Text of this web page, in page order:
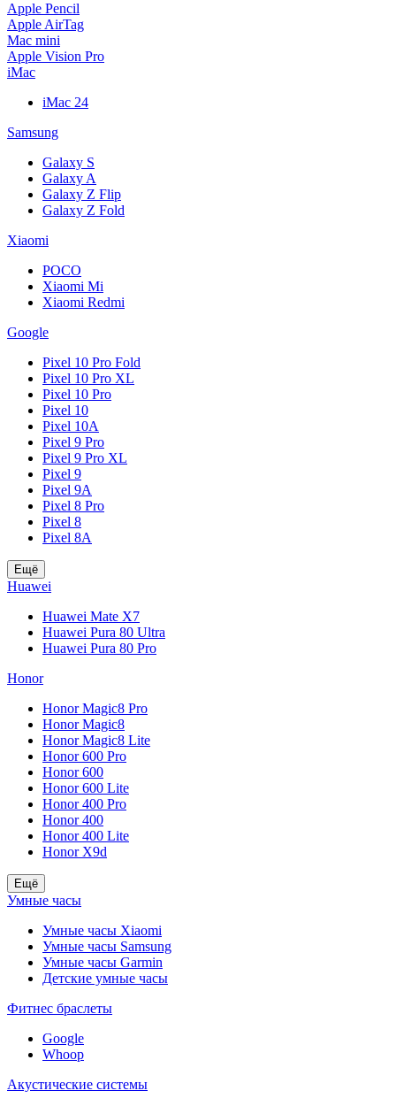
Apple Pencil
Apple AirTag
Mac mini
Apple Vision Pro
iMac
iMac 24
Samsung
Galaxy S
Galaxy A
Galaxy Z Flip
Galaxy Z Fold
Xiaomi
POCO
Xiaomi Mi
Xiaomi Redmi
Google
Pixel 10 Pro Fold
Pixel 10 Pro XL
Pixel 10 Pro
Pixel 10
Pixel 10A
Pixel 9 Pro
Pixel 9 Pro XL
Pixel 9
Pixel 9A
Pixel 8 Pro
Pixel 8
Pixel 8A
Ещё
Huawei
Huawei Mate X7
Huawei Pura 80 Ultra
Huawei Pura 80 Pro
Honor
Honor Magic8 Pro
Honor Magic8
Honor Magic8 Lite
Honor 600 Pro
Honor 600
Honor 600 Lite
Honor 400 Pro
Honor 400
Honor 400 Lite
Honor X9d
Ещё
Умные часы
Умные часы Xiaomi
Умные часы Samsung
Умные часы Garmin
Детские умные часы
Фитнес браслеты
Google
Whoop
Акустические системы